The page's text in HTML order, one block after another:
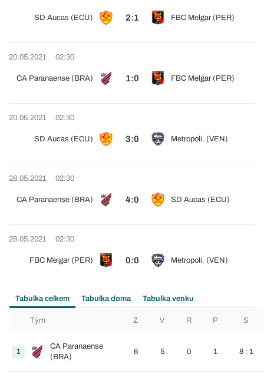
SD Aucas (ECU) 2:1 FBC Melgar (PER)
20.05.2021 02:30
CA Paranaense (BRA) 1:0 FBC Melgar (PER)
20.05.2021 02:30
SD Aucas (ECU) 3:0 Metropoli. (VEN)
28.05.2021 02:30
CA Paranaense (BRA) 4:0 SD Aucas (ECU)
28.05.2021 02:30
FBC Melgar (PER) 0:0 Metropoli. (VEN)
Tabulka celkem Tabulka doma Tabulka venku
Tým Z V R P S
1
CA Paranaense
(BRA)
6 5 0 1 8 : 1